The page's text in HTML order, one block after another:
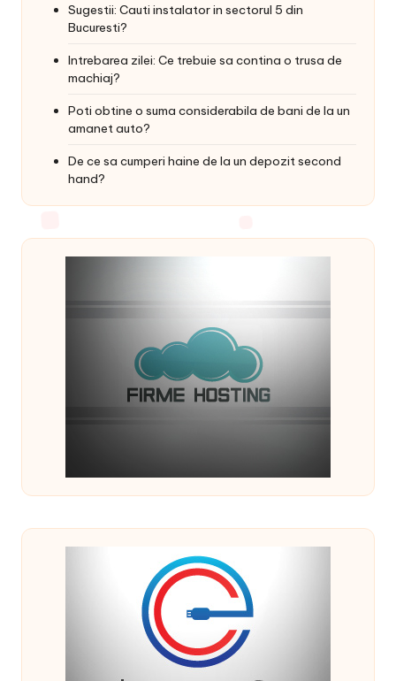
Sugestii: Cauti instalator in sectorul 5 din
Bucuresti?
Intrebarea zilei: Ce trebuie sa contina o trusa de
machiaj?
Poti obtine o suma considerabila de bani de la un
amanet auto?
De ce sa cumperi haine de la un depozit second
hand?